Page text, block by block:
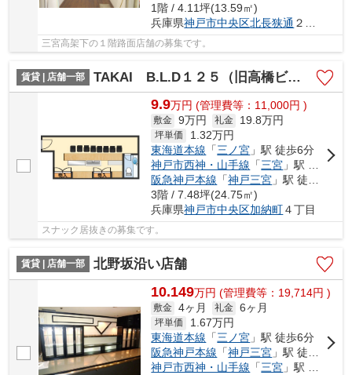
1階 / 4.11坪(13.59㎡)
兵庫県神戸市中央区北長狭通 ２丁目
三宮高架下の１階路面店舗の募集です。
賃貸 | 店舗一部 TAKAI B.L.D１２５（旧高橋ビル）
9.9万円 (管理費等：11,000円 )
敷金 9万円 礼金 19.8万円
坪単価 1.32万円
東海道本線 「三ノ宮 」駅 徒歩6分
神戸市西神・山手線 「三宮 」駅 徒歩5分
阪急神戸本線 「神戸三宮 」駅 徒歩6分
3階 / 7.48坪(24.75㎡)
兵庫県神戸市中央区加納町４丁目
スナック居抜きの募集です。
賃貸 | 店舗一部 北野坂沿い店舗
10.149万円 (管理費等：19,714円 )
敷金 4ヶ月 礼金 6ヶ月
坪単価 1.67万円
東海道本線 「三ノ宮 」駅 徒歩6分
阪急神戸本線 「神戸三宮 」駅 徒歩6分
神戸市西神・山手線 「三宮 」駅 徒歩4分